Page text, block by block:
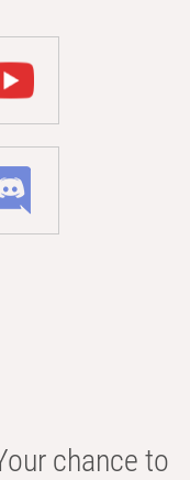
chance to